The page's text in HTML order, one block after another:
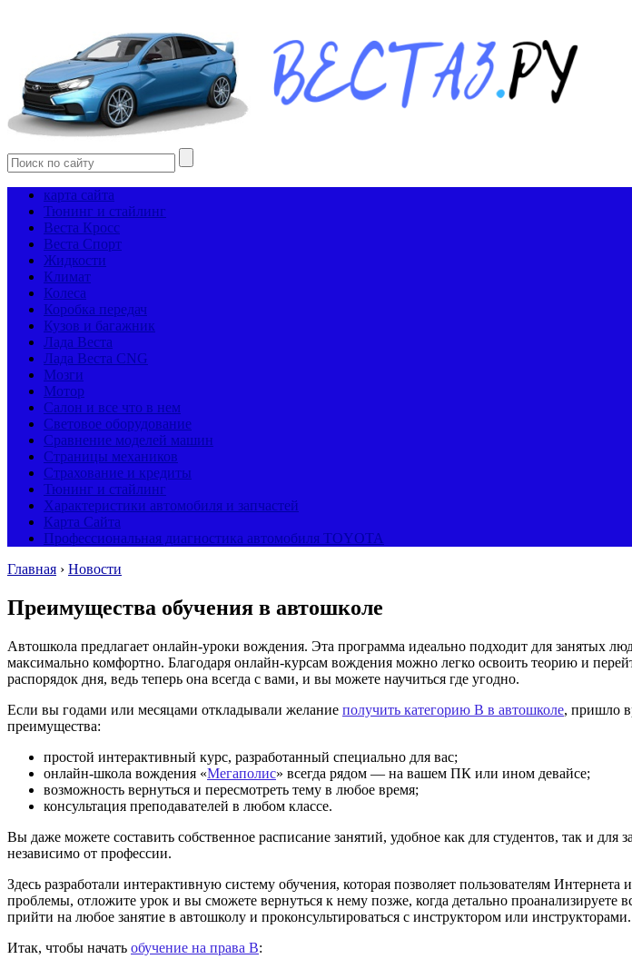
карта сайта
Тюнинг и стайлинг
Веста Кросс
Веста Спорт
Жидкости
Климат
Колеса
Коробка передач
Кузов и багажник
Лада Веста
Лада Веста CNG
Мозги
Мотор
Салон и все что в нем
Световое оборудование
Сравнение моделей машин
Страницы механиков
Страхование и кредиты
Тюнинг и стайлинг
Характеристики автомобиля и запчастей
Карта Сайта
Профессиональная диагностика автомобиля TOYOTA
Главная › Новости
Преимущества обучения в автошколе
Автошкола предлагает онлайн-уроки вождения. Эта программа идеально подходит для занятых
максимально комфортно. Благодаря онлайн-курсам вождения можно легко освоить теорию и
распорядок дня, ведь теперь она всегда с вами, и вы можете научиться где угодно.
Если вы годами или месяцами откладывали желание получить категорию B в автошколе, пришло
преимущества:
простой интерактивный курс, разработанный специально для вас;
онлайн-школа вождения «Мегаполис» всегда рядом — на вашем ПК или ином девайсе;
возможность вернуться и пересмотреть тему в любое время;
консультация преподавателей в любом классе.
Вы даже можете составить собственное расписание занятий, удобное как для студентов, так и
независимо от профессии.
Здесь разработали интерактивную систему обучения, которая позволяет пользователям
проблемы, отложите урок и вы сможете вернуться к нему позже, когда детально
прийти на любое занятие в автошколу и проконсультироваться с инструктором или инструкторами.
Итак, чтобы начать обучение на права B: